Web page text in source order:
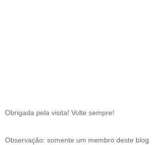
Obrigada pela visita! Volte sempre!
Observação: somente um membro deste blog